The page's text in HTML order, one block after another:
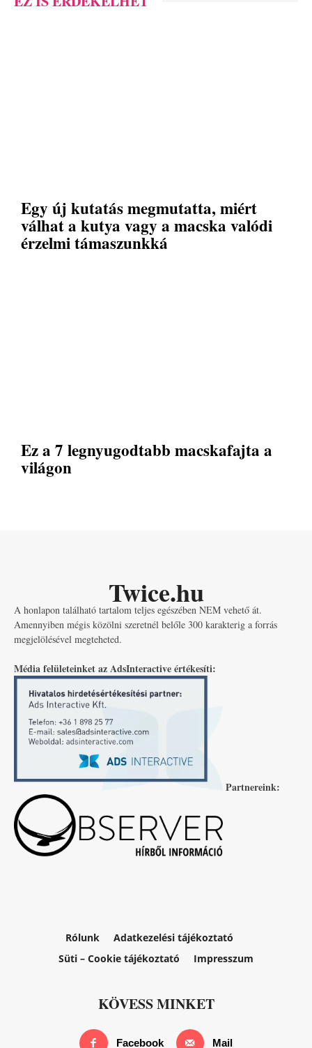
Egy új kutatás megmutatta, miért
válhat a kutya vagy a macska valódi
érzelmi támaszunkká
Ez a 7 legnyugodtabb macskafajta a
világon
Twice.hu
A honlapon található tartalom teljes egészében NEM vehető át.
Amennyiben mégis közölni szeretnél belőle 300 karakterig a forrás
megjelölésével megteheted.
Média felületeinket az AdsInteractive értékesíti:
Partnereink:
Rólunk
Adatkezelési tájékoztató
Süti – Cookie tájékoztató
Impresszum
KÖVESS MINKET
Facebook Mail